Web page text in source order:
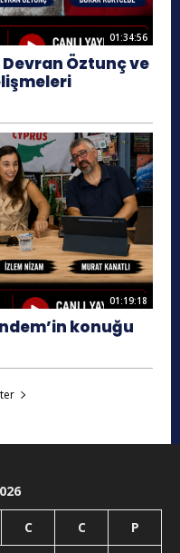
01:34:56
Öztunç ve
01:19:18
konuğu
C C P